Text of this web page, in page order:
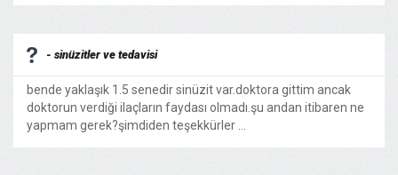
- sinüzitler ve tedavisi
bende yaklaşık 1.5 senedir sinüzit var.doktora gittim ancak
doktorun verdiği ilaçların faydası olmadı.şu andan itibaren ne
yapmam gerek?şimdiden teşekkürler ...